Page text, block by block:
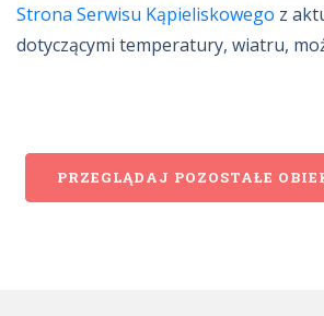
Strona Serwisu Kąpieliskowego z
dotyczącymi temperatury, wiatru,
PRZEGLĄDAJ POZOSTAŁE